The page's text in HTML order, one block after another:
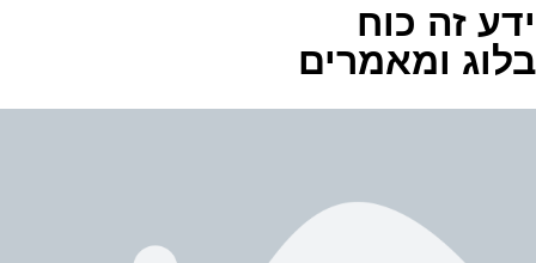
ידע זה כוח
בלוג ומאמרים